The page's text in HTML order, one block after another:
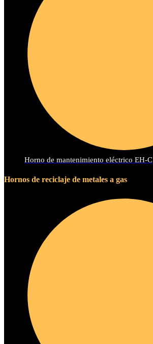
Horno de mantenimiento eléctrico EH-C
Hornos de reciclaje de metales a gas